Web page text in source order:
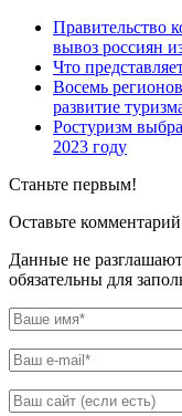
Правительство
вывоз россиян
Что
Восемь
развитие
Ростуризм
2023 году
Станьте первым!
Оставьте комментарий
Данные не
обязательны для